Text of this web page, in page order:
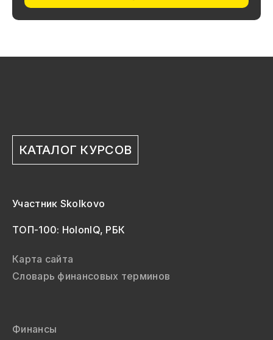
КАТАЛОГ КУРСОВ
Участник Skolkovo
ТОП-100: HolonIQ, РБК
Карта сайта
Словарь финансовых терминов
Финансы